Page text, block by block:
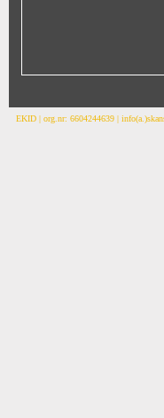
EKID | org.nr: 6604244639 |